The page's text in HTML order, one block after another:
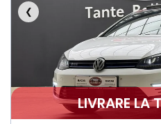
❮
LIVRARE LA